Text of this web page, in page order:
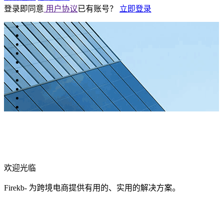
登录即同意 用户协议已有账号？ 立即登录
欢迎光临
Firekb- 为跨境电商提供有用的、实用的解决方案。